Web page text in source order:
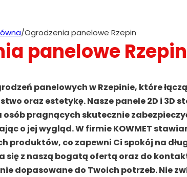
/Ogrodzenia panelowe Rzepin
panelowe Rzepin
panelowych w Rzepinie, które
oraz estetykę. Nasze panele 2D i 3D
osób pragnących skutecznie
o jej wygląd. W firmie KOWMET
produktów, co zapewni Ci spokój na
się z naszą bogatą ofertą oraz do
dopasowane do Twoich potrzeb. Nie